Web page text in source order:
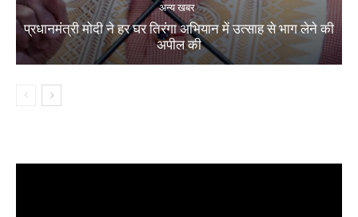
अन्य खबर
प्रधानमंत्री मोदी ने हर घर तिरंगा अभियान में उत्साह से भाग लेने की
अपील की